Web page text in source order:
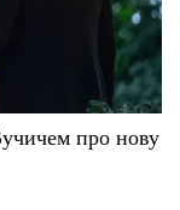
про нову